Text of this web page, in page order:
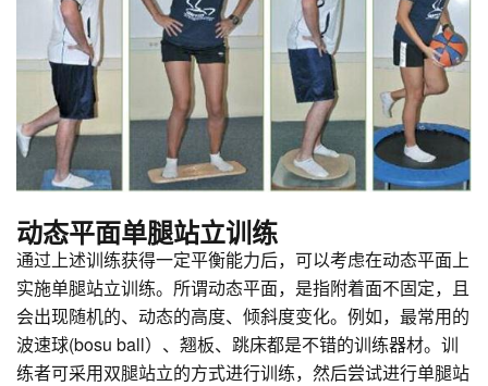
动态平面单腿站立训练
通过上述训练获得一定平衡能力后，可以考虑在动态平面上
实施单腿站立训练。所谓动态平面，是指附着面不固定，且
会出现随机的、动态的高度、倾斜度变化。例如，最常用的
波速球(bosu ball）、翘板、跳床都是不错的训练器材。训
练者可采用双腿站立的方式进行训练，然后尝试进行单腿站